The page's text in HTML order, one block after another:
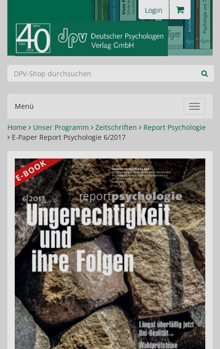
Login
Menü
ein-/
Home
Unser Programm Zeitschriften
Report Psychologie
E-Paper Report Psychologie 6/2017